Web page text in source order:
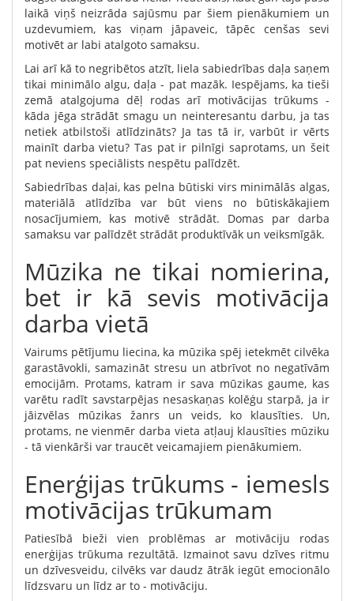
laikā viņš neizrāda sajūsmu par šiem pienākumiem un
uzdevumiem, kas viņam jāpaveic, tāpēc cenšas sevi
motivēt ar labi atalgoto samaksu.
Lai arī kā to negribētos atzīt, liela sabiedrības daļa saņem
tikai minimālo algu, daļa - pat mazāk. Iespējams, ka tieši
zemā atalgojuma dēļ rodas arī motivācijas trūkums -
kāda jēga strādāt smagu un neinteresantu darbu, ja tas
netiek atbilstoši atlīdzināts? Ja tas tā ir, varbūt ir vērts
mainīt darba vietu? Tas pat ir pilnīgi saprotams, un šeit
pat neviens speciālists nespētu palīdzēt.
Sabiedrības daļai, kas pelna būtiski virs minimālās algas,
materiālā atlīdzība var būt viens no būtiskākajiem
nosacījumiem, kas motivē strādāt. Domas par darba
samaksu var palīdzēt strādāt produktīvāk un veiksmīgāk.
Mūzika ne tikai nomierina,
bet ir kā sevis motivācija
darba vietā
Vairums pētījumu liecina, ka mūzika spēj ietekmēt cilvēka
garastāvokli, samazināt stresu un atbrīvot no negatīvām
emocijām. Protams, katram ir sava mūzikas gaume, kas
varētu radīt savstarpējas nesaskaņas kolēģu starpā, ja ir
jāizvēlas mūzikas žanrs un veids, ko klausīties. Un,
protams, ne vienmēr darba vieta atļauj klausīties mūziku
- tā vienkārši var traucēt veicamajiem pienākumiem.
Enerģijas trūkums - iemesls
motivācijas trūkumam
Patiesībā bieži vien problēmas ar motivāciju rodas
enerģijas trūkuma rezultātā. Izmainot savu dzīves ritmu
un dzīvesveidu, cilvēks var daudz ātrāk iegūt emocionālo
līdzsvaru un līdz ar to - motivāciju.